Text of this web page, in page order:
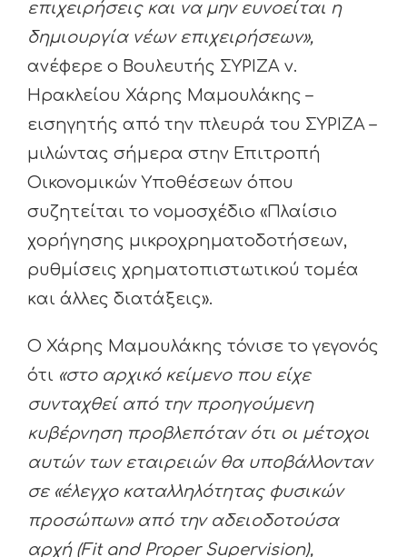
επιχειρήσεις και να μην ευνοείται η
δημιουργία νέων επιχειρήσεων»,
ανέφερε ο Βουλευτής ΣΥΡΙΖΑ ν.
Ηρακλείου Χάρης Μαμουλάκης –
εισηγητής από την πλευρά του ΣΥΡΙΖΑ –
μιλώντας σήμερα στην Επιτροπή
Οικονομικών Υποθέσεων όπου
συζητείται το νομοσχέδιο «Πλαίσιο
χορήγησης μικροχρηματοδοτήσεων,
ρυθμίσεις χρηματοπιστωτικού τομέα
και άλλες διατάξεις».
Ο Χάρης Μαμουλάκης τόνισε το γεγονός
ότι «στο αρχικό κείμενο που είχε
συνταχθεί από την προηγούμενη
κυβέρνηση προβλεπόταν ότι οι μέτοχοι
αυτών των εταιρειών θα υποβάλλονταν
σε «έλεγχο καταλληλότητας φυσικών
προσώπων» από την αδειοδοτούσα
αρχή (Fit and Proper Supervision),